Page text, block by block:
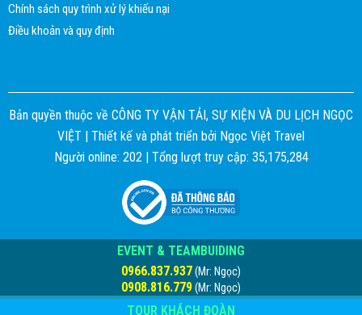
Chính sách quy trình xử lý khiếu nại
Điều khoản và quy định
Bản quyền thuộc về CÔNG TY VẬN TẢI, SỰ KIỆN VÀ DU LỊCH NGỌC
VIỆT | Thiết kế và phát triển bởi Ngọc Việt Travel
Người online: 202 | Tổng lượt truy cập: 35,175,284
EVENT & TEAMBUIDING
0966.837.937(Mr: Ngọc)
0908.816.779(Mr: Ngọc)
TOUR KHÁCH ĐOÀN